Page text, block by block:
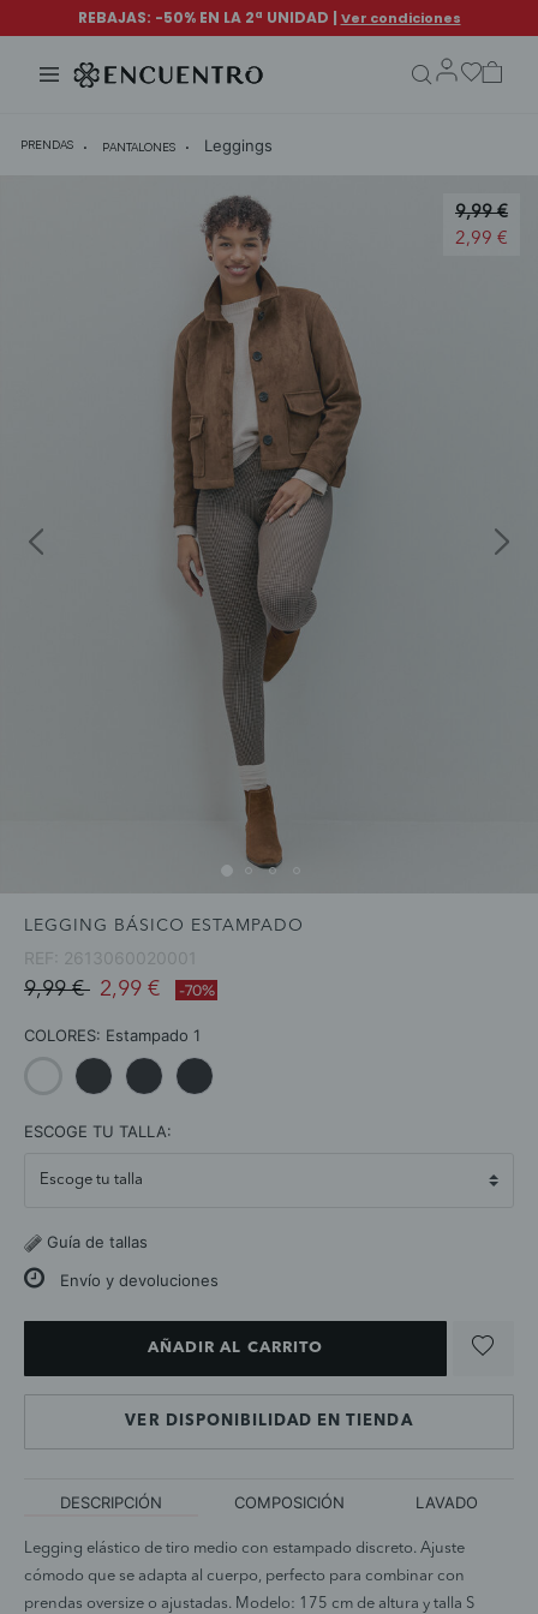
PRENDAS PANTALONES Leggings
Price
9,99 €
2,99 €
LEGGING BÁSICO ESTAMPADO
REF: 2613060020001
Price reduced from
9,99 €to2,99 € -70%
COLORES: Estampado 1
ESCOGE TU TALLA:
Guía de tallas
Envío y devoluciones
AÑADIR AL CARRITO
VER DISPONIBILIDAD EN TIENDA
DESCRIPCIÓN COMPOSICIÓN LAVADO
Legging elástico de tiro medio con estampado discreto. Ajuste
cómodo que se adapta al cuerpo, perfecto para combinar con
prendas oversize o ajustadas. Modelo: 175 cm de altura y talla S